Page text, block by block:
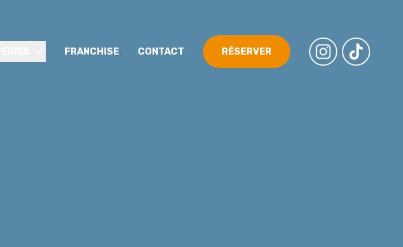
FRANCHISE CONTACT RÉSERVER